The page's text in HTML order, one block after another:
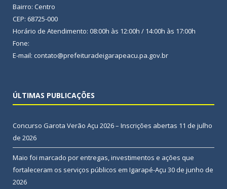
Bairro: Centro
CEP: 68725-000
Horário de Atendimento: 08:00h às 12:00h / 14:00h às 17:00h
Fone:
E-mail: contato@prefeituradeigarapeacu.pa.gov.br
ÚLTIMAS PUBLICAÇÕES
Concurso Garota Verão Açu 2026 – Inscrições abertas 11 de julho
de 2026
Maio foi marcado por entregas, investimentos e ações que
fortaleceram os serviços públicos em Igarapé-Açu 30 de junho de
2026